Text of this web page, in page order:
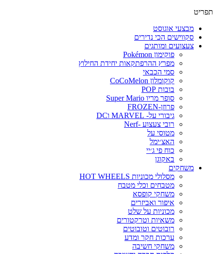
תפריט
מבצעי אוגוסט
סקווישים הכי נדירים
צעצועים ומותגים
פוקימון Pokémon
מפרץ ההרפתקאות יחידת החילוץ
סמי הכבאי
קוקומלון CoCoMelon
בובות POP
סופר מריו Super Mario
פרוזן-FROZEN
גיבורי על- MARVEL וDC
רובי צעצוע -Nerf
מטוסי על
האצ׳ימל
כוח פי ג׳יי
באקוגן
משחקים
מסלולי מכוניות HOT WHEELS
מטבחים וכלי מטבח
משחקי קופסא
איפור ואביזרים
מכוניות על שלט
משאיות וטרקטורים
רובוטים וטובוטים
ערכות חקר ומדע
משחקי חשיבה